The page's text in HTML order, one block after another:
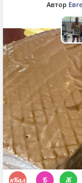
Автор